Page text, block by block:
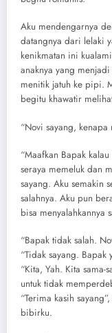
Aku mendengarnya
datangnya dari lelaki
kenikmatan ini
anaknya yang
menitik jatuh ke pipi.
begitu khawatir
“Novi sayang,
“Maafkan Bapak
seraya memeluk dan
sayang. Aku semakin
salahnya. Aku pun
bisa menyalahkannya
“Bapak tidak salah.
“Tidak sayang. Bapak
“Kita, Yah. Kita sama-
untuk tidak
“Terima kasih
bibirku.